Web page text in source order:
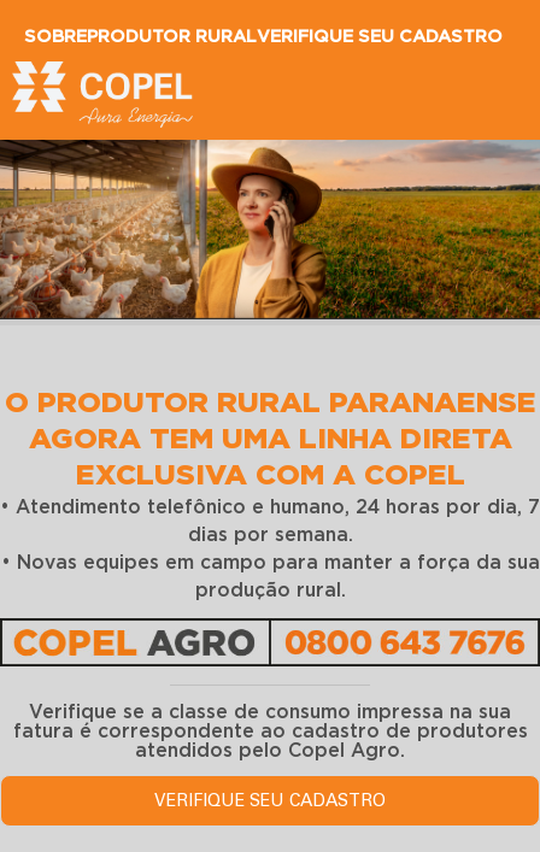
SOBRE PRODUTOR RURALVERIFIQUE SEU CADASTRO
O PRODUTOR RURAL PARANAENSE
AGORA TEM UMA LINHA DIRETA
EXCLUSIVA COM A COPEL
• Atendimento telefônico e humano, 24 horas por dia, 7
dias por semana.
• Novas equipes em campo para manter a força da sua
produção rural.
Verifique se a classe de consumo impressa na sua
fatura é correspondente ao cadastro de produtores
atendidos pelo Copel Agro.
VERIFIQUE SEU CADASTRO